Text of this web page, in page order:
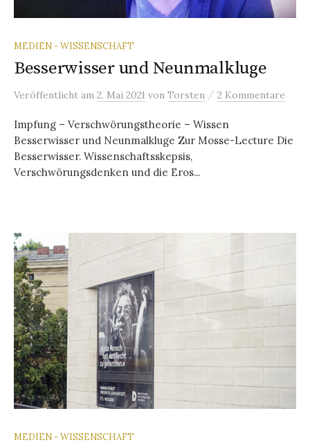
MEDIEN - WISSENSCHAFT
Besserwisser und Neunmalkluge
Veröffentlicht am 2. Mai 2021 von Torsten / 2 Kommentare
Impfung – Verschwörungstheorie – Wissen
Besserwisser und Neunmalkluge Zur Mosse-Lecture Die
Besserwisser. Wissenschaftsskepsis,
Verschwörungsdenken und die Eros...
MEDIEN - WISSENSCHAFT